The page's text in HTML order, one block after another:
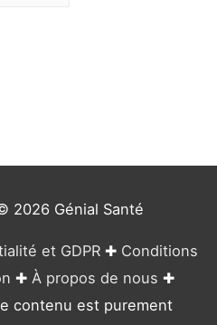
2026 Génial Santé
et GDPR ✚ Conditions
✚ À propos de nous ✚
contenu est purement